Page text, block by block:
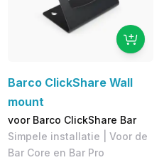
Barco ClickShare Wall
mount
voor Barco ClickShare Bar
Simpele installatie | Voor de
Bar Core en Bar Pro